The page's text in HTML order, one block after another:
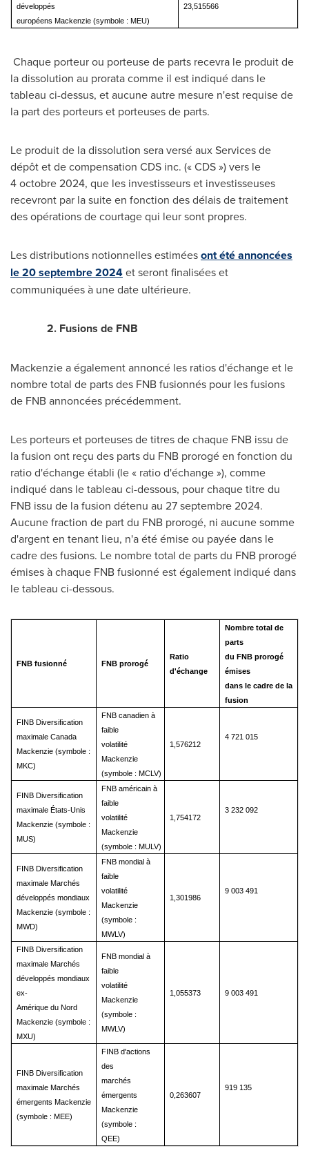
développés
européens Mackenzie (symbole : MEU)
23,515566
Chaque porteur ou porteuse de parts recevra le produit de
la dissolution au prorata comme il est indiqué dans le
tableau ci-dessus, et aucune autre mesure n'est requise de
la part des porteurs et porteuses de parts.
Le produit de la dissolution sera versé aux Services de
dépôt et de compensation CDS inc. (« CDS ») vers le
4 octobre 2024, que les investisseurs et investisseuses
recevront par la suite en fonction des délais de traitement
des opérations de courtage qui leur sont propres.
Les distributions notionnelles estiméesont été annoncées
le 20 septembre 2024et seront finalisées et
communiquées à une date ultérieure.
2. Fusions de FNB
Mackenzie a également annoncé les ratios d'échange et le
nombre total de parts des FNB fusionnés pour les fusions
de FNB annoncées précédemment.
Les porteurs et porteuses de titres de chaque FNB issu de
la fusion ont reçu des parts du FNB prorogé en fonction du
ratio d'échange établi (le « ratio d'échange »), comme
indiqué dans le tableau ci-dessous, pour chaque titre du
FNB issu de la fusion détenu au 27 septembre 2024.
Aucune fraction de part du FNB prorogé, ni aucune somme
d'argent en tenant lieu, n'a été émise ou payée dans le
cadre des fusions. Le nombre total de parts du FNB prorogé
émises à chaque FNB fusionné est également indiqué dans
le tableau ci-dessous.
FNB fusionné FNB prorogé
Ratio
d'échange
Nombre total de
parts
du FNB prorogé
émises
dans le cadre de la
fusion
FINB Diversification
maximale Canada
Mackenzie (symbole :
MKC)
FNB canadien à
faible
volatilité
Mackenzie
(symbole : MCLV)
1,576212
4 721 015
FINB Diversification
maximale États-Unis
Mackenzie (symbole :
MUS)
FNB américain à
faible
volatilité
Mackenzie
(symbole : MULV)
1,754172
3 232 092
FINB Diversification
maximale Marchés
développés mondiaux
Mackenzie (symbole :
MWD)
FNB mondial à
faible
volatilité
Mackenzie
(symbole :
MWLV)
1,301986
9 003 491
FINB Diversification
maximale Marchés
développés mondiaux
ex-
Amérique du Nord
Mackenzie (symbole :
MXU)
FNB mondial à
faible
volatilité
Mackenzie
(symbole :
MWLV)
1,055373 9 003 491
FINB Diversification
maximale Marchés
émergents Mackenzie
(symbole : MEE)
FINB d'actions
des
marchés
émergents
Mackenzie
(symbole :
QEE)
0,263607
919 135